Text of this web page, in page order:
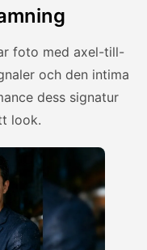
foto med axel-till-
och den intima
dess signatur
look.